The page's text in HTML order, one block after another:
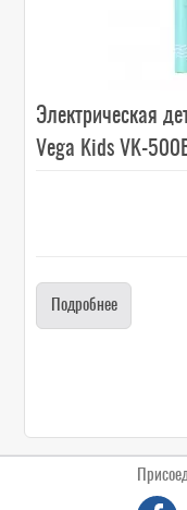
Электрическая
Vega Kids VK-
Подробнее